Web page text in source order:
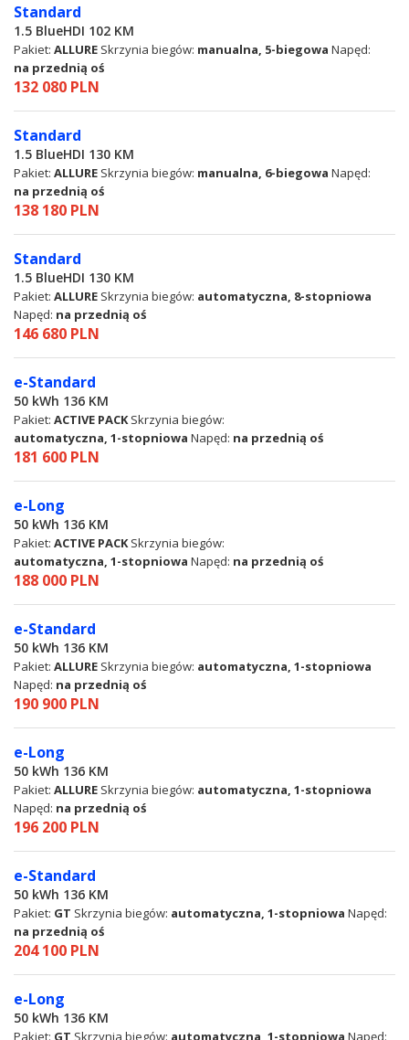
Standard
1.5 BlueHDI 102 KM
Pakiet: ALLURE Skrzynia biegów: manualna, 5-biegowa Napęd:
na przednią oś
132 080 PLN
Standard
1.5 BlueHDI 130 KM
Pakiet: ALLURE Skrzynia biegów: manualna, 6-biegowa Napęd:
na przednią oś
138 180 PLN
Standard
1.5 BlueHDI 130 KM
Pakiet: ALLURE Skrzynia biegów: automatyczna, 8-stopniowa
Napęd: na przednią oś
146 680 PLN
e-Standard
50 kWh 136 KM
Pakiet: ACTIVE PACK Skrzynia biegów:
automatyczna, 1-stopniowa Napęd: na przednią oś
181 600 PLN
e-Long
50 kWh 136 KM
Pakiet: ACTIVE PACK Skrzynia biegów:
automatyczna, 1-stopniowa Napęd: na przednią oś
188 000 PLN
e-Standard
50 kWh 136 KM
Pakiet: ALLURE Skrzynia biegów: automatyczna, 1-stopniowa
Napęd: na przednią oś
190 900 PLN
e-Long
50 kWh 136 KM
Pakiet: ALLURE Skrzynia biegów: automatyczna, 1-stopniowa
Napęd: na przednią oś
196 200 PLN
e-Standard
50 kWh 136 KM
Pakiet: GT Skrzynia biegów: automatyczna, 1-stopniowa Napęd:
na przednią oś
204 100 PLN
e-Long
50 kWh 136 KM
Pakiet: GT Skrzynia biegów: automatyczna, 1-stopniowa Napęd: